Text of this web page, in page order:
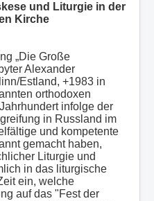
und Liturgie in der
Kirche
„Die Große
Alexander
Estland, +1983 in
orthodoxen
infolge der
in Russland im
und kompetente
gemacht haben,
Liturgie und
in das liturgische
ein, welche
auf das "Fest der